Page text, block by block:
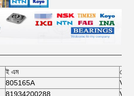
ই এম
805165A
81934200288